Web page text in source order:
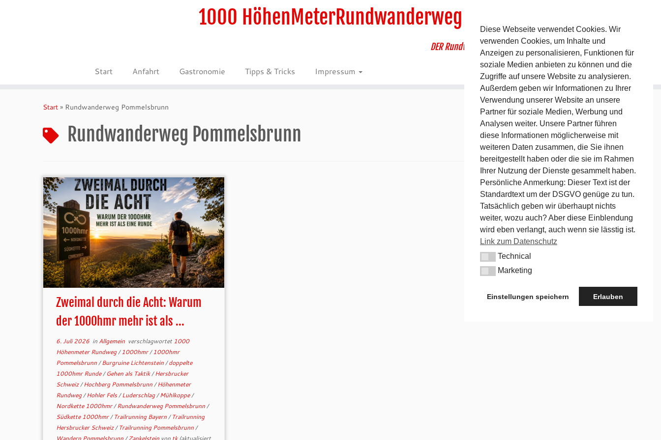
1000 HöhenMeterRundwanderweg
DER Rundwanderweg um Pommelsbrunn
Start Anfahrt Gastronomie Tipps & Tricks Impressum
Start » Rundwanderweg Pommelsbrunn
Rundwanderweg Pommelsbrunn
Zweimal durch die Acht: Warum
der 1000hmr mehr ist als ...
6. Juli 2026in Allgemein verschlagwortet1000
Höhenmeter Rundweg/1000hmr/1000hmr
Pommelsbrunn/Burgruine Lichtenstein/doppelte
1000hmr Runde/Gehen als Taktik/Hersbrucker
Schweiz/Hochberg Pommelsbrunn/Höhenmeter
Rundweg/Hohler Fels/Luderschlag/Mühlkoppe/
Nordkette 1000hmr/Rundwanderweg Pommelsbrunn/
Südkette 1000hmr/Trailrunning Bayern/Trailrunning
Hersbrucker Schweiz/Trailrunning Pommelsbrunn/
Wandern Pommelsbrunn /Zankelstein von tk(aktualisiert
Diese Webseite verwendet Cookies. Wir
verwenden Cookies, um Inhalte und
Anzeigen zu personalisieren, Funktionen für
soziale Medien anbieten zu können und die
Zugriffe auf unsere Website zu analysieren.
Außerdem geben wir Informationen zu Ihrer
Verwendung unserer Website an unsere
Partner für soziale Medien, Werbung und
Analysen weiter. Unsere Partner führen
diese Informationen möglicherweise mit
weiteren Daten zusammen, die Sie ihnen
bereitgestellt haben oder die sie im Rahmen
Ihrer Nutzung der Dienste gesammelt haben.
Persönliche Anmerkung: Dieser Text ist der
Standardtext um der DSGVO genüge zu tun.
Tatsächlich geben wir überhaupt nichts
weiter, wozu auch? Aber diese Einblendung
wird eben verlangt, auch wenn sie lässtig ist.
Link zum Datenschutz
TechnicalTechnical
MarketingMarketing
Einstellungen speichern Erlauben